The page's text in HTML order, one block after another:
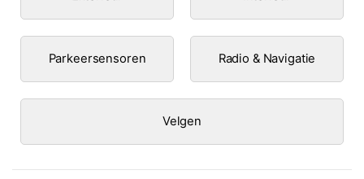
Parkeersensoren Radio & Navigatie
Velgen